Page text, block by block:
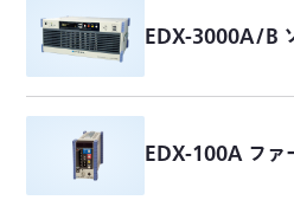
EDX-3000A/B
EDX-100A ファ